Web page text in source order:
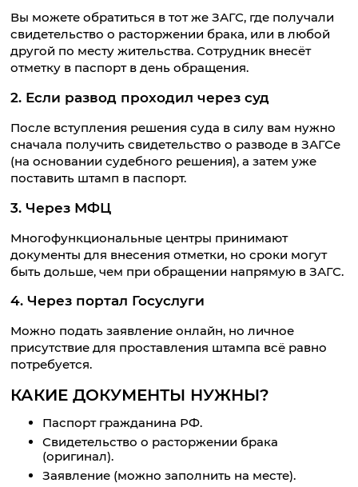
Вы можете обратиться в тот же ЗАГС, где получали
свидетельство о расторжении брака, или в любой
другой по месту жительства. Сотрудник внесёт
отметку в паспорт в день обращения.
2. Если развод проходил через суд
После вступления решения суда в силу вам нужно
сначала получить свидетельство о разводе в ЗАГСе
(на основании судебного решения), а затем уже
поставить штамп в паспорт.
3. Через МФЦ
Многофункциональные центры принимают
документы для внесения отметки, но сроки могут
быть дольше, чем при обращении напрямую в ЗАГС.
4. Через портал Госуслуги
Можно подать заявление онлайн, но личное
присутствие для проставления штампа всё равно
потребуется.
КАКИЕ ДОКУМЕНТЫ НУЖНЫ?
Паспорт гражданина РФ.
Свидетельство о расторжении брака
(оригинал).
Заявление (можно заполнить на месте).